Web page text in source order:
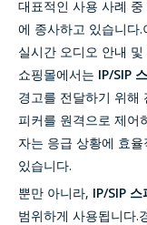
대표적인 사용 사례 중
에 종사하고 있습니다
실시간 오디오 안내
쇼핑몰에서는 IP/SIP
경고를 전달하기 위해
피커를 원격으로 제어
자는 응급 상황에 효
있습니다.
뿐만 아니라, IP/SIP 스
범위하게 사용됩니다.